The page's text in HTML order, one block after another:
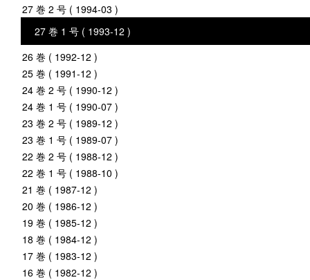
27 巻 2 号 ( 1994-03 )
27 巻 1 号 ( 1993-12 )
26 巻 ( 1992-12 )
25 巻 ( 1991-12 )
24 巻 2 号 ( 1990-12 )
24 巻 1 号 ( 1990-07 )
23 巻 2 号 ( 1989-12 )
23 巻 1 号 ( 1989-07 )
22 巻 2 号 ( 1988-12 )
22 巻 1 号 ( 1988-10 )
21 巻 ( 1987-12 )
20 巻 ( 1986-12 )
19 巻 ( 1985-12 )
18 巻 ( 1984-12 )
17 巻 ( 1983-12 )
16 巻 ( 1982-12 )